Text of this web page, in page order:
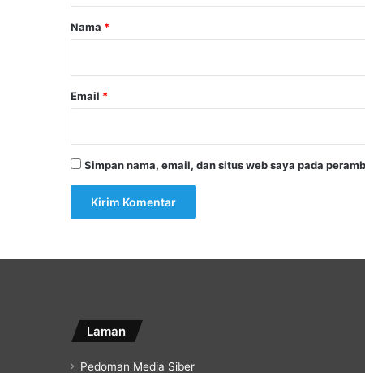
rNama *
Email *
Simpan nama, email, dan situs web saya pada
Laman
Pedoman Media Siber